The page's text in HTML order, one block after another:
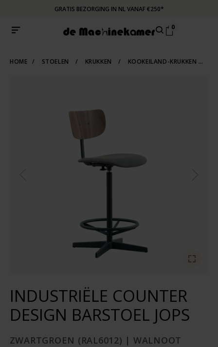
GRATIS BEZORGING IN NL VANAF €250*
0
HOME / STOELEN / KRUKKEN / KOOKEILAND-KRUKKEN
INDUSTRIËLE COUNTER
DESIGN BARSTOEL JOPS
ZWARTGROEN (RAL6012) | WALNOOT